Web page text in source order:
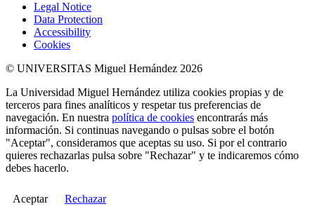
Legal Notice
Data Protection
Accessibility
Cookies
© UNIVERSITAS Miguel Hernández 2026
La Universidad Miguel Hernández utiliza cookies propias y de
terceros para fines analíticos y respetar tus preferencias de
navegación. En nuestra política de cookies encontrarás más
información. Si continuas navegando o pulsas sobre el botón
"Aceptar", consideramos que aceptas su uso. Si por el contrario
quieres rechazarlas pulsa sobre "Rechazar" y te indicaremos cómo
debes hacerlo.
Aceptar Rechazar